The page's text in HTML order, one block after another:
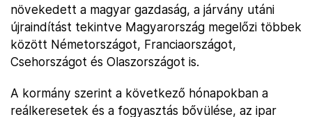
növekedett a magyar gazdaság, a járvány utáni
újraindítást tekintve Magyarország megelőzi többek
között Németországot, Franciaországot,
Csehországot és Olaszországot is.
A kormány szerint a következő hónapokban a
reálkeresetek és a fogyasztás bővülése, az ipar